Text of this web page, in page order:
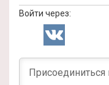
Войти через: